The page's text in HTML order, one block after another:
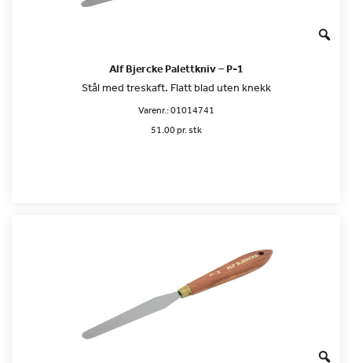
Alf Bjercke Palettkniv – P-1
Stål med treskaft. Flatt blad uten knekk
Varenr.:01014741
51.00 pr. stk